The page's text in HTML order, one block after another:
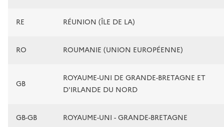
RE RÉUNION (ÎLE DE LA)
RO ROUMANIE (UNION EUROPÉENNE)
GB
ROYAUME-UNI DE GRANDE-BRETAGNE ET
D'IRLANDE DU NORD
GB-GB ROYAUME-UNI - GRANDE-BRETAGNE